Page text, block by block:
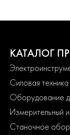
КАТАЛОГ
Силовая техника
Оборудование
Измерительный
Станочное